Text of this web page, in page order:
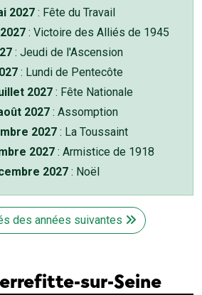
2027 : Fête du Travail
: Victoire des Alliés de 1945
: Jeudi de l'Ascension
: Lundi de Pentecôte
2027 : Fête Nationale
2027 : Assomption
2027 : La Toussaint
2027 : Armistice de 1918
2027 : Noël
des années suivantes
sur-Seine